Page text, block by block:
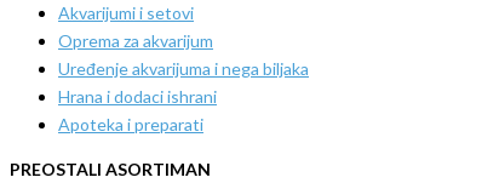
Akvarijumi i setovi
Oprema za akvarijum
Uređenje akvarijuma i nega biljaka
Hrana i dodaci ishrani
Apoteka i preparati
PREOSTALI ASORTIMAN